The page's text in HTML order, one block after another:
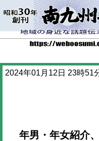
2024年01月12日 23時51
年男・年女紹介